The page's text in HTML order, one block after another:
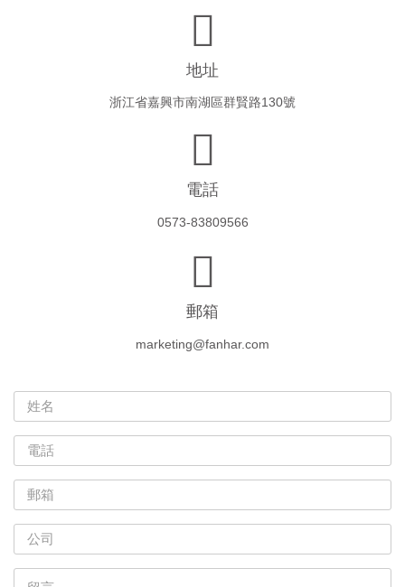
地址
浙江省嘉興市南湖區群賢路130號
電話
0573-83809566
郵箱
marketing@fanhar.com